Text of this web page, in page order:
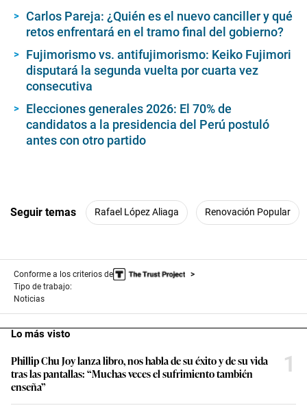
Carlos Pareja: ¿Quién es el nuevo canciller y qué
retos enfrentará en el tramo final del gobierno?
Fujimorismo vs. antifujimorismo: Keiko Fujimori
disputará la segunda vuelta por cuarta vez
consecutiva
Elecciones generales 2026: El 70% de
candidatos a la presidencia del Perú postuló
antes con otro partido
Seguir temas Rafael López Aliaga Renovación Popular
Conforme a los criterios de
Tipo de trabajo:
Noticias
Lo más visto
Phillip Chu Joy lanza libro, nos habla de su éxito y de su vida
tras las pantallas: “Muchas veces el sufrimiento también
enseña”
1